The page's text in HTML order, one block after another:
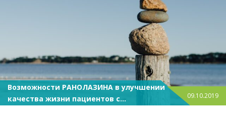
Возможности РАНОЛАЗИНА в улучшении
качества жизни пациентов с
09.10.2019